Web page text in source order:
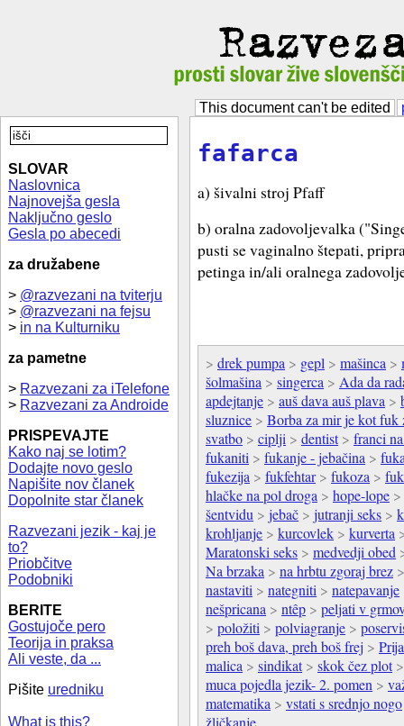
This document can't be edited
SLOVAR
Naslovnica
Najnovejša gesla
Naključno geslo
Gesla po abecedi
za družabene
> @razvezani na tviterju
> @razvezani na fejsu
> in na Kulturniku
za pametne
> Razvezani za iTelefone
> Razvezani za Androide
PRISPEVAJTE
Kako naj se lotim?
Dodajte novo geslo
Napišite nov članek
Dopolnite star članek
Razvezani jezik - kaj je
to?
Priobčitve
Podobniki
BERITE
Gostujoče pero
Teorija in praksa
Ali veste, da ...
Pišite uredniku
What is this?
fafarca
a) šivalni stroj Pfaff
b) oralna zadovoljevalka
pusti se vaginalno štepati,
petinga in/ali oralnega
> drek pumpa > gepl > mašinca >
šolmašina > singerca > Ada da
apdejtanje > auš dava auš plava >
sluznice > Borba za mir je kot fuk
svatbo > ciplji > dentist> franci
fukaniti > fukanje - jebačina >
fukezija > fukfehtar> fukoza >
hlačke na pol droga > hope-lope >
šentvidu > jebač > jutranji seks >
krohljanje > kurcovlek > kurverta
Maratonski seks > medvedji obed
Na brzaka > na hrbtu zgoraj brez
nastaviti > nategniti > natepavanje
nešpricana > ntêp > peljati v
> položiti > polviagranje >
preh boš dava, preh boš frej >
malica > sindikat> skok čez plot
muca pojedla jezik- 2. pomen >
matematika > vstati s srednjo nogo